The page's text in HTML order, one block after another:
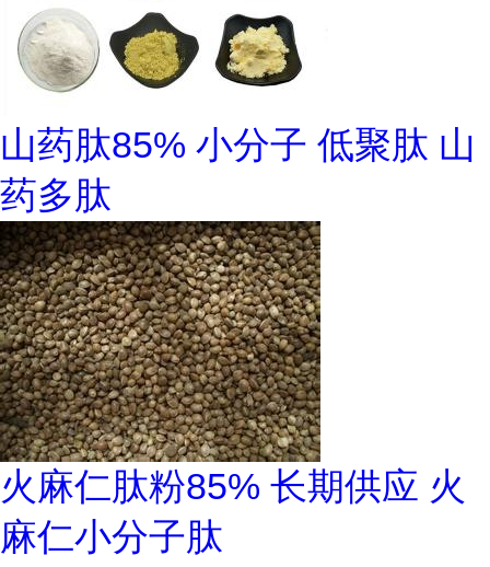
山药肽85% 小分子 低聚肽 山
药多肽
火麻仁肽粉85% 长期供应 火
麻仁小分子肽